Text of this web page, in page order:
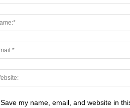
Save my name, email, and website in